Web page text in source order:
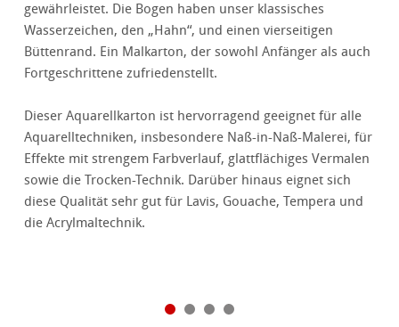
gewährleistet. Die Bogen haben unser klassisches
Wasserzeichen, den „Hahn“, und einen vierseitigen
Büttenrand. Ein Malkarton, der sowohl Anfänger als auch
Fortgeschrittene zufriedenstellt.
Dieser Aquarellkarton ist hervorragend geeignet für alle
Aquarelltechniken, insbesondere Naß-in-Naß-Malerei, für
Effekte mit strengem Farbverlauf, glattflächiges Vermalen
sowie die Trocken-Technik. Darüber hinaus eignet sich
diese Qualität sehr gut für Lavis, Gouache, Tempera und
die Acrylmaltechnik.